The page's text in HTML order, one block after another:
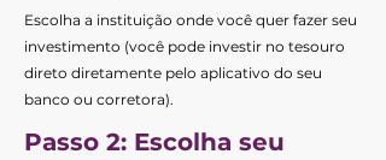
Escolha a instituição onde você quer fazer seu
investimento (você pode investir no tesouro
direto diretamente pelo aplicativo do seu
banco ou corretora).
Passo 2: Escolha seu